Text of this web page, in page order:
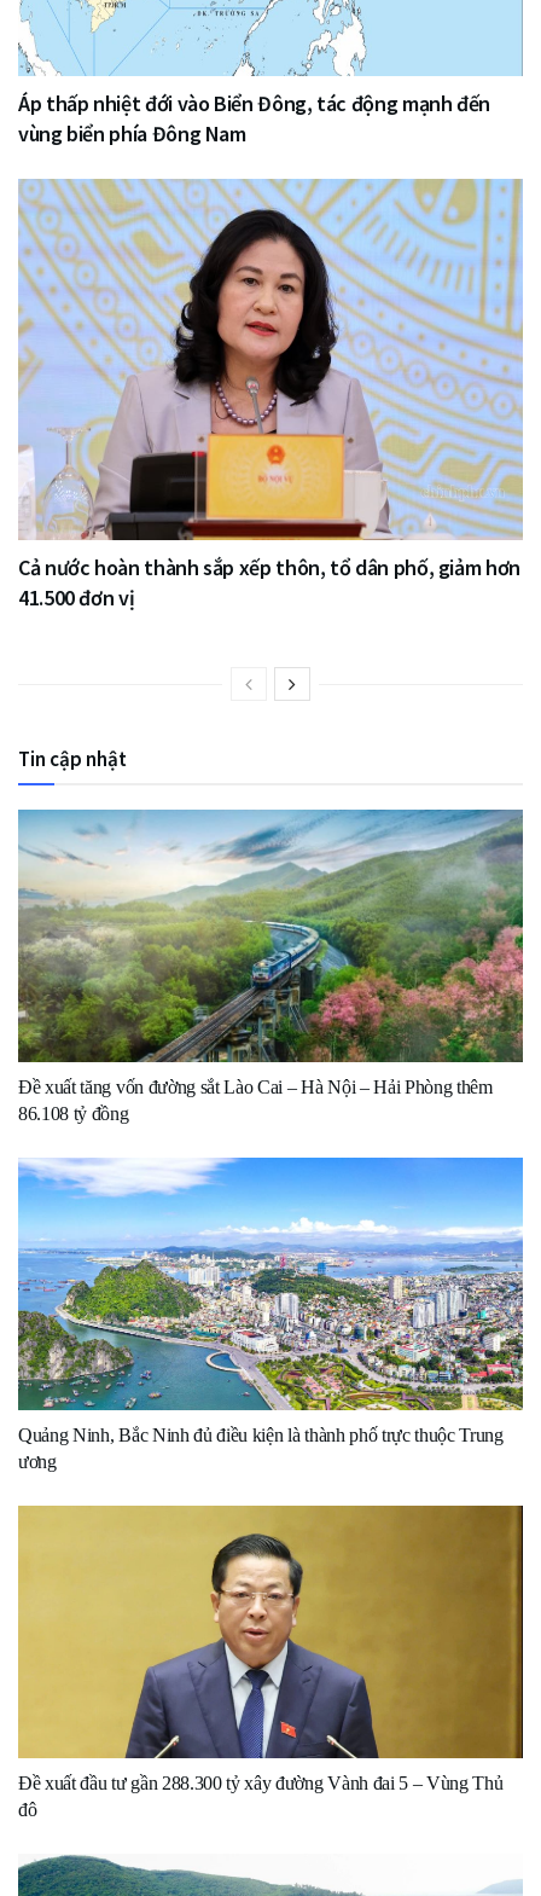
Áp thấp nhiệt đới vào Biển Đông, tác động mạnh đến
vùng biển phía Đông Nam
Cả nước hoàn thành sắp xếp thôn, tổ dân phố, giảm hơn
41.500 đơn vị
Tin cập nhật
Đề xuất tăng vốn đường sắt Lào Cai – Hà Nội – Hải Phòng thêm
86.108 tỷ đồng
Quảng Ninh, Bắc Ninh đủ điều kiện là thành phố trực thuộc Trung
ương
Đề xuất đầu tư gần 288.300 tỷ xây đường Vành đai 5 – Vùng Thủ
đô